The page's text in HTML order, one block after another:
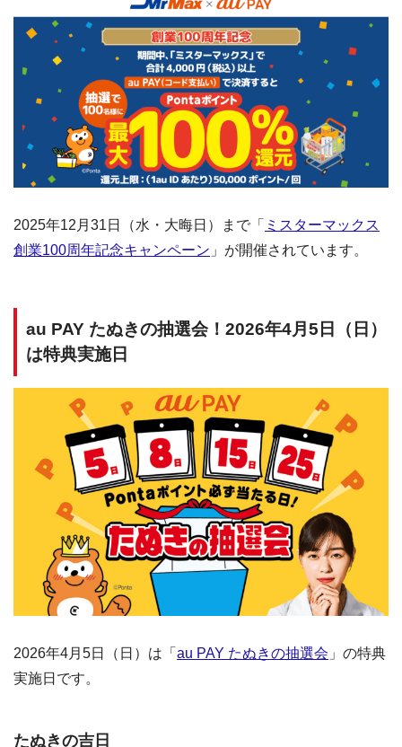
2025年12月31日（水・大晦日）まで「 ミスターマックス
創業100周年記念キャンペーン 」が開催されています。
au PAY たぬきの抽選会！2026年4月5日（日）
は特典実施日
2026年4月5日（日）は「 au PAY たぬきの抽選会 」の特典
実施日です。
たぬきの吉日